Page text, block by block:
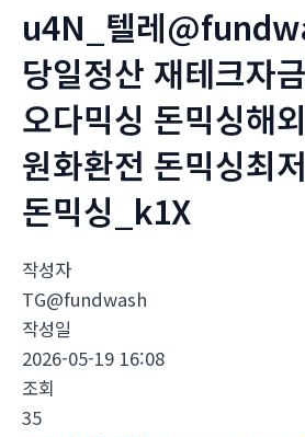
u4N_텔레
당일정산 재테크자
오다믹싱 돈믹싱해
원화환전 돈믹싱최
돈믹싱_k1X
작성자
TG@fundwash
작성일
2026-05-19 16:08
조회
35